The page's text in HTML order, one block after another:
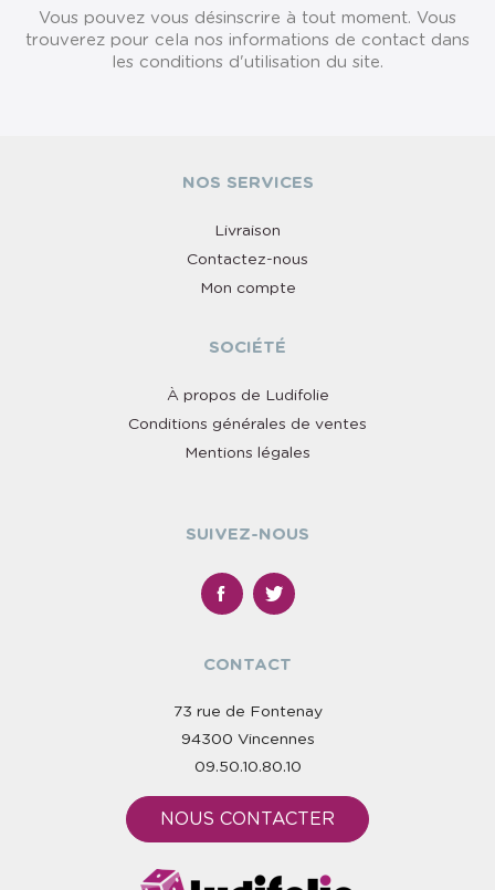
Vous pouvez vous désinscrire à tout moment. Vous
trouverez pour cela nos informations de contact dans
les conditions d'utilisation du site.
NOS SERVICES
Livraison
Contactez-nous
Mon compte
SOCIÉTÉ
À propos de Ludifolie
Conditions générales de ventes
Mentions légales
SUIVEZ-NOUS
CONTACT
73 rue de Fontenay
94300 Vincennes
09.50.10.80.10
NOUS CONTACTER